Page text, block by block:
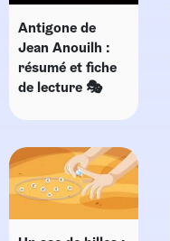
Antigone de
Jean Anouilh :
résumé et fiche
de lecture 🎭